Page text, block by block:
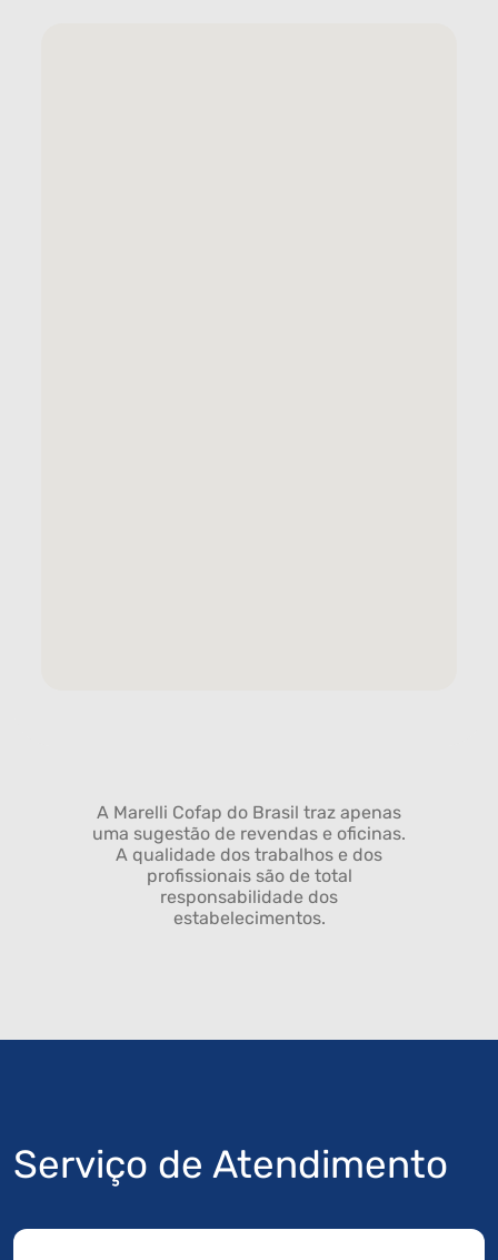
A Marelli Cofap do Brasil traz apenas
uma sugestão de revendas e oficinas.
A qualidade dos trabalhos e dos
profissionais são de total
responsabilidade dos
estabelecimentos.
Serviço de Atendimento